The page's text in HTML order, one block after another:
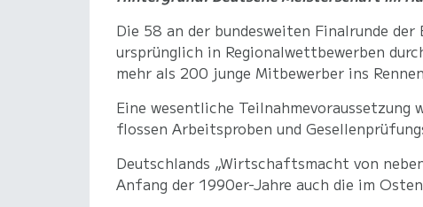
Die 58 an der bundesweiten Finalrunde
ursprünglich in Regionalwettbewerben
mehr als 200 junge Mitbewerber ins
Eine wesentliche Teilnahmevoraussetzung
flossen Arbeitsproben und
Deutschlands „Wirtschaftsmacht von
Anfang der 1990er-Jahre auch die im